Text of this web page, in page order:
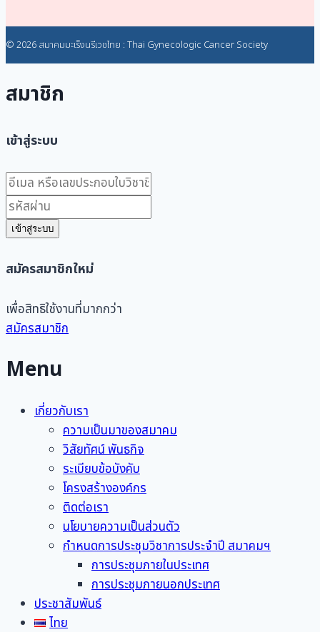
© 2026 สมาคมมะเร็งนรีเวชไทย : Thai Gynecologic Cancer Society
สมาชิก
เข้าสู่ระบบ
เข้าสู่ระบบ
สมัครสมาชิกใหม่
เพื่อสิทธิใช้งานที่มากกว่า
สมัครสมาชิก
Menu
เกี่ยวกับเรา
ความเป็นมาของสมาคม
วิสัยทัศน์ พันธกิจ
ระเบียบข้อบังคับ
โครงสร้างองค์กร
ติดต่อเรา
นโยบายความเป็นส่วนตัว
กำหนดการประชุมวิชาการประจำปี สมาคมฯ
การประชุมภายในประเทศ
การประชุมภายนอกประเทศ
ประชาสัมพันธ์
ไทย